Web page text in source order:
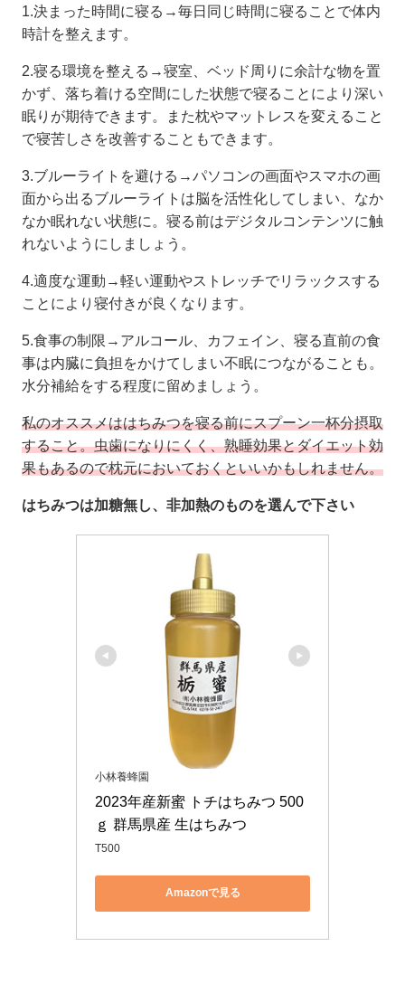
1.決まった時間に寝る→毎日同じ時間に寝ることで体内
時計を整えます。
2.寝る環境を整える→寝室、ベッド周りに余計な物を置
かず、落ち着ける空間にした状態で寝ることにより深い
眠りが期待できます。また枕やマットレスを変えること
で寝苦しさを改善することもできます。
3.ブルーライトを避ける→パソコンの画面やスマホの画
面から出るブルーライトは脳を活性化してしまい、なか
なか眠れない状態に。寝る前はデジタルコンテンツに触
れないようにしましょう。
4.適度な運動→軽い運動やストレッチでリラックスする
ことにより寝付きが良くなります。
5.食事の制限→アルコール、カフェイン、寝る直前の食
事は内臓に負担をかけてしまい不眠につながることも。
水分補給をする程度に留めましょう。
私のオススメははちみつを寝る前にスプーン一杯分摂取
すること。虫歯になりにくく、熟睡効果とダイエット効
果もあるので枕元においておくといいかもしれません。
はちみつは加糖無し、非加熱のものを選んで下さい
小林養蜂園
2023年産新蜜 トチはちみつ 500
ｇ 群馬県産 生はちみつ
T500
Amazonで見る